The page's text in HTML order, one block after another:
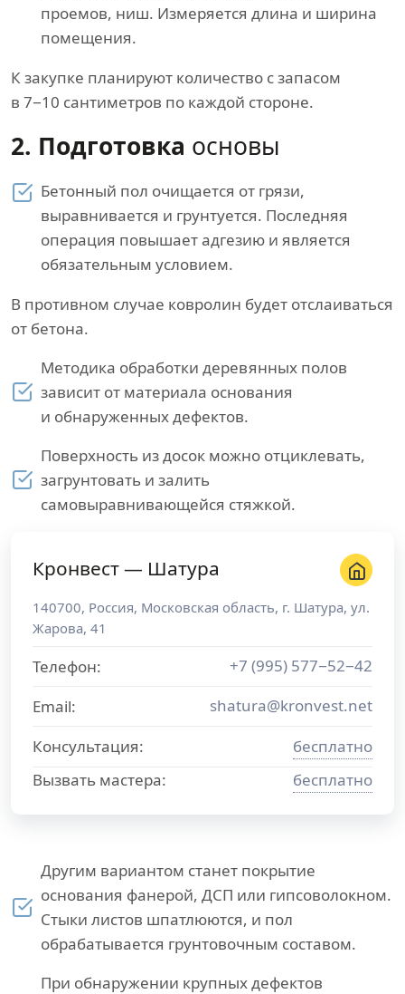
проемов, ниш. Измеряется длина и ширина
помещения.
К закупке планируют количество с запасом
в 7−10 сантиметров по каждой стороне.
2. Подготовка основы
Бетонный пол очищается от грязи,
выравнивается и грунтуется. Последняя
операция повышает адгезию и является
обязательным условием.
В противном случае ковролин будет отслаиваться
от бетона.
Методика обработки деревянных полов
зависит от материала основания
и обнаруженных дефектов.
Поверхность из досок можно отциклевать,
загрунтовать и залить
самовыравнивающейся стяжкой.
Кронвест — Шатура
140700, Россия, Московская область, г. Шатура, ул.
Жарова, 41
Телефон:
+7 (995) 577−52−42
Email:
shatura@kronvest.net
Консультация:
бесплатно
Вызвать мастера:
бесплатно
Другим вариантом станет покрытие
основания фанерой, ДСП или гипсоволокном.
Стыки листов шпатлюются, и пол
обрабатывается грунтовочным составом.
При обнаружении крупных дефектов